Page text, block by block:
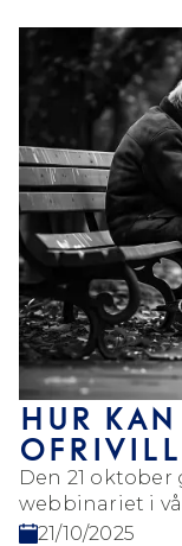
HUR
Den 21
webbinariet i
21/10/2025